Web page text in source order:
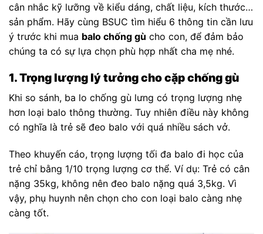
cân nhắc kỹ lưỡng về kiểu dáng, chất liệu, kích thước…
sản phẩm. Hãy cùng BSUC tìm hiểu 6 thông tin cần lưu
ý trước khi mua balo chống gù cho con, để đảm bảo
chúng ta có sự lựa chọn phù hợp nhất cha mẹ nhé.
1. Trọng lượng lý tưởng cho cặp chống gù
Khi so sánh, ba lo chống gù lưng có trọng lượng nhẹ
hơn loại balo thông thường. Tuy nhiên điều này không
có nghĩa là trẻ sẽ đeo balo với quá nhiều sách vở.
Theo khuyến cáo, trọng lượng tối đa balo đi học của
trẻ chỉ bằng 1/10 trọng lượng cơ thể. Ví dụ: Trẻ có cân
nặng 35kg, không nên đeo balo nặng quá 3,5kg. Vì
vậy, phụ huynh nên chọn cho con loại balo càng nhẹ
càng tốt.